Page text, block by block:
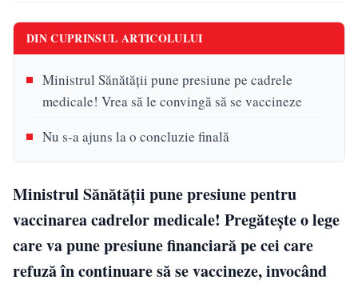
DIN CUPRINSUL ARTICOLULUI
Ministrul Sănătății pune presiune pe cadrele
medicale! Vrea să le convingă să se vaccineze
Nu s-a ajuns la o concluzie finală
Ministrul Sănătății pune presiune pentru
vaccinarea cadrelor medicale! Pregătește o lege
care va pune presiune financiară pe cei care
refuză în continuare să se vaccineze, invocând